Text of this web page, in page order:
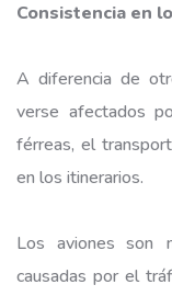
Consistencia en
A diferencia de
verse afectados
férreas, el
en los itinerarios.
Los aviones son
causadas por el